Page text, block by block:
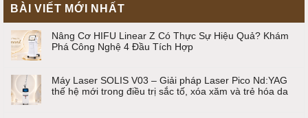
BÀI VIẾT MỚI NHẤT
Nâng Cơ HIFU Linear Z Có Thực Sự Hiệu Quả? Khám
Phá Công Nghệ 4 Đầu Tích Hợp
Máy Laser SOLIS V03 – Giải pháp Laser Pico Nd:YAG
thế hệ mới trong điều trị sắc tố, xóa xăm và trẻ hóa da